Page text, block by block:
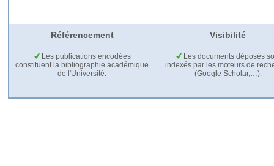
Référencement Visibilité
Les publications encodées
constituent la bibliographie académique
de l'Université.
Les documents déposés
indexés par les moteurs de
(Google Scholar,…).